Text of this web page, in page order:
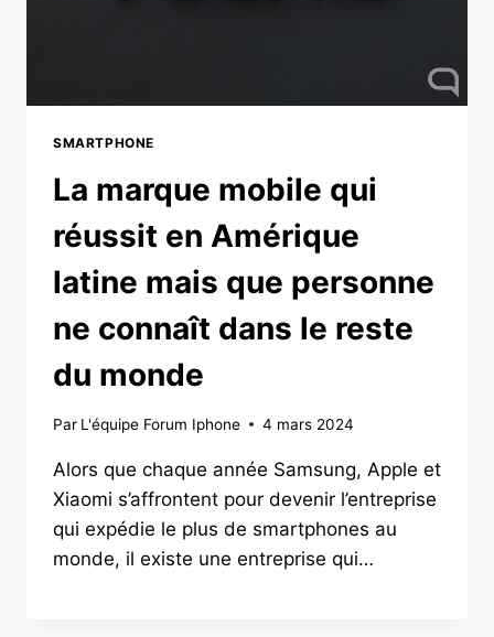
SMARTPHONE
La marque mobile qui
réussit en Amérique
latine mais que personne
ne connaît dans le reste
du monde
Par L'équipe Forum Iphone 4 mars 2024
Alors que chaque année Samsung, Apple et
Xiaomi s’affrontent pour devenir l’entreprise
qui expédie le plus de smartphones au
monde, il existe une entreprise qui…